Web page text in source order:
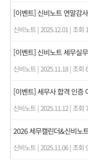
[이벤트] 신비노트 연말감
신비노트 | 2025.12.01 | 조회
[이벤트] 신비노트 세무실
신비노트 | 2025.11.18 | 조회
[이벤트] 세무사 합격 인
신비노트 | 2025.11.12 | 조회
2026 세무캘린더&신비노
신비노트 | 2025.11.06 | 조회